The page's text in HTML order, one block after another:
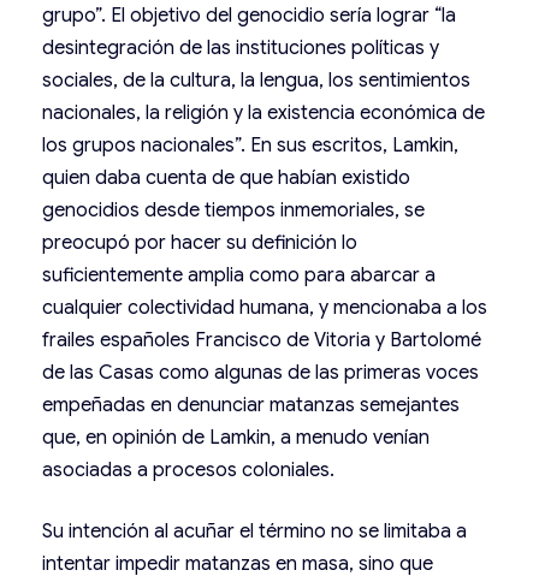
grupo”. El objetivo del genocidio sería lograr “la
desintegración de las instituciones políticas y
sociales, de la cultura, la lengua, los sentimientos
nacionales, la religión y la existencia económica de
los grupos nacionales”. En sus escritos, Lamkin,
quien daba cuenta de que habían existido
genocidios desde tiempos inmemoriales, se
preocupó por hacer su definición lo
suficientemente amplia como para abarcar a
cualquier colectividad humana, y mencionaba a los
frailes españoles Francisco de Vitoria y Bartolomé
de las Casas como algunas de las primeras voces
empeñadas en denunciar matanzas semejantes
que, en opinión de Lamkin, a menudo venían
asociadas a procesos coloniales.
Su intención al acuñar el término no se limitaba a
intentar impedir matanzas en masa, sino que